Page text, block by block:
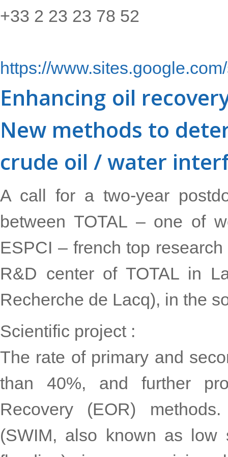
+33 2 23 23 78 52
https://
Enhancing oil
New methods to
crude oil / water
A call for a two-year
between TOTAL – one of
ESPCI – french top
R&D center of TOTAL in
Recherche de Lacq), in the
Scientific project :
The rate of primary and
than 40%, and further
Recovery (EOR)
(SWIM, also known as low